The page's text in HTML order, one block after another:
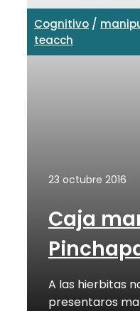
Cognitivo /
teacch
23 octubre 2016
Caja
A las hierbitas
presentaros